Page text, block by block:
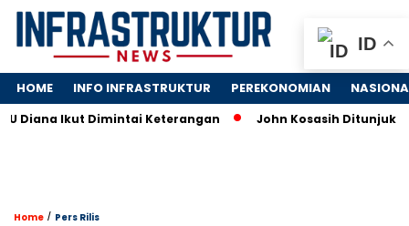
HOME INFO INFRASTRUKTUR PEREKONOMIAN
Ikut Dimintai Keterangan John Kosasih Ditunjuk Wakil
Home / Pers Rilis
ID